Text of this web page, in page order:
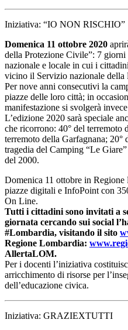
Iniziativa: “IO NON RISCHIO”
Domenica 11 ottobre 2020
della Protezione Civile”: 7
nazionale e locale in cui i
vicino il Servizio nazionale della
Per nove anni consecutivi la
piazze delle loro città; in
manifestazione si svolgerà
L’edizione 2020 sarà speciale
che ricorrono: 40° del terremoto
terremoto della Garfagnana; 20°
tragedia del Camping “Le
del 2000.
Domenica 11 ottobre in
piazze digitali e InfoPoint con
On Line.
Tutti i cittadini sono invitati a
giornata cercando sui social
#Lombardia, visitando il sito
Regione Lombardia:
AllertaLOM.
Per i docenti l’iniziativa
arricchimento di risorse per
dell’educazione civica.
Iniziativa: GRAZIEXTUTTI